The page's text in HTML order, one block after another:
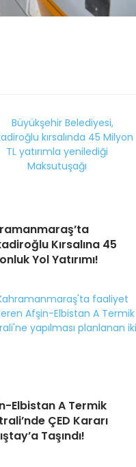
Kırsalına 45
Yol Yatırımı!
Elbistan A Termik
ÇED Kararı
Taşındı!